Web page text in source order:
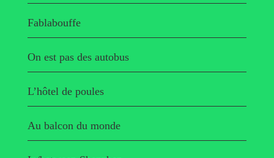
Fablabouffe
On est pas des autobus
L’hôtel de poules
Au balcon du monde